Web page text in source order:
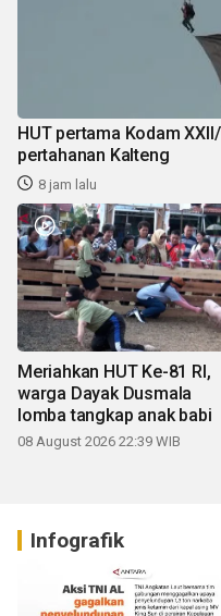
HUT pertama Kodam
pertahanan Kalteng
8 jam lalu
Meriahkan HUT Ke-81 RI,
warga Dayak Dusmala
lomba tangkap anak babi
08 August 2026 22:39 WIB
Infografik